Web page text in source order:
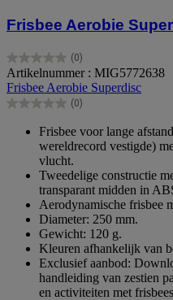
Frisbee Aerobie
(0)
0.0
van
de
5
Artikelnummer : MIG5772638
Frisbee Aerobie Superdisc
(0)
0.0
sterren.
Frisbee voor lange
wereldrecord vestigde)
vlucht.
Tweedelige constructie
transparant midden in
Aerodynamische frisbee
Diameter: 250 mm.
Gewicht: 120 g.
Kleuren afhankelijk van
Exclusief aanbod:
handleiding van zestien
en activiteiten met